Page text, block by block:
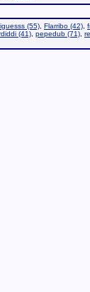
(55) Flarribo (42)
(41) pepedub (71)